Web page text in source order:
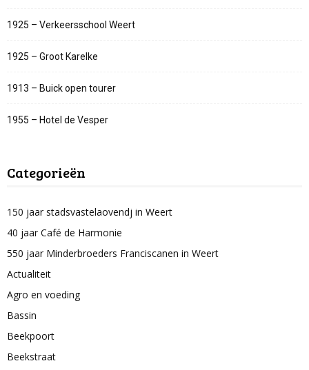
1925 – Verkeersschool Weert
1925 – Groot Karelke
1913 – Buick open tourer
1955 – Hotel de Vesper
Categorieën
150 jaar stadsvastelaovendj in Weert
40 jaar Café de Harmonie
550 jaar Minderbroeders Franciscanen in Weert
Actualiteit
Agro en voeding
Bassin
Beekpoort
Beekstraat